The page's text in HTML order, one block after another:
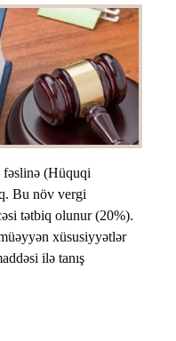
fəslinə (Hüquqi
Bu növ vergi
tətbiq olunur (20%).
xüsusiyyətlər
ilə tanış